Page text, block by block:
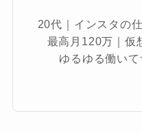
20代｜インスタの
最高月120万｜仮
ゆるゆる働い